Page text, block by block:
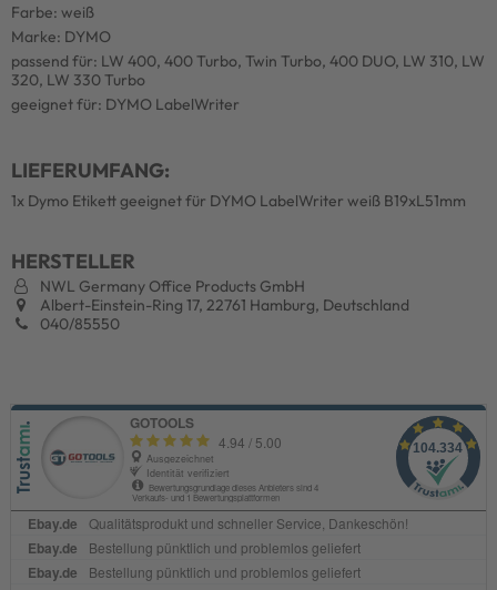
Farbe: weiß
Marke: DYMO
passend für: LW 400, 400 Turbo, Twin Turbo, 400 DUO, LW 310, LW
320, LW 330 Turbo
geeignet für: DYMO LabelWriter
LIEFERUMFANG:
1x Dymo Etikett geeignet für DYMO LabelWriter weiß B19xL51mm
HERSTELLER
NWL Germany Office Products GmbH
Albert-Einstein-Ring 17, 22761 Hamburg, Deutschland
040/85550